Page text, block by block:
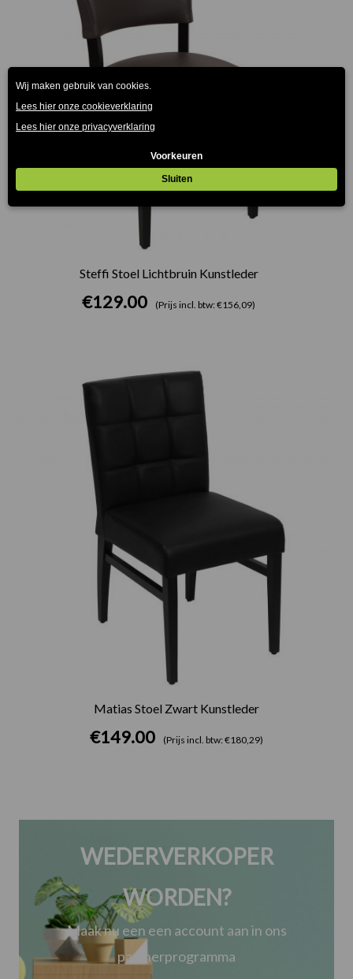
Steffi Stoel Lichtbruin Kunstleder
€129.00 (Prijs incl. btw: €156,09)
Matias Stoel Zwart Kunstleder
€149.00 (Prijs incl. btw: €180,29)
WEDERVERKOPER
WORDEN?
Maak nu een een account aan in ons
partnerprogramma